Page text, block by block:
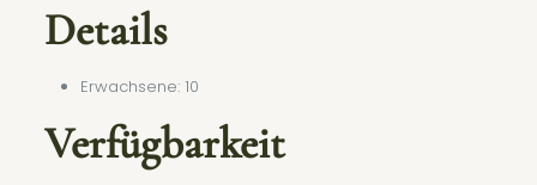
Details
Erwachsene:10
Verfügbarkeit